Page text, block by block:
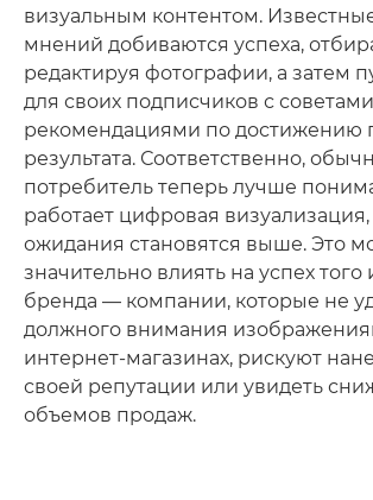
визуальным контентом.
мнений добиваются успеха,
редактируя фотографии, а затем
для своих подписчиков с
рекомендациями по достижению
результата. Соответственно,
потребитель теперь лучше
работает цифровая визуализация,
ожидания становятся выше. Это
значительно влиять на успех того
бренда — компании, которые не
должного внимания
интернет-магазинах, рискуют
своей репутации или увидеть
объемов продаж.